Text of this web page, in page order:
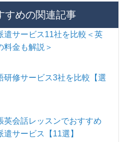
すめの関連記事
遣サービス11社を比較＜英
料金も解説＞
研修サービス3社を比較【選
英会話レッスンでおすすめ
サービス【11選】